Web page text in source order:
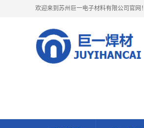
欢迎来到苏州巨一电子材料有限公司官网！